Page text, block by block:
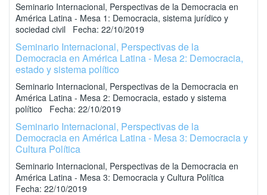
Seminario Internacional, Perspectivas de la Democracia en
América Latina - Mesa 1: Democracia, sistema jurídico y
sociedad civil Fecha: 22/10/2019
Seminario Internacional, Perspectivas de la
Democracia en América Latina - Mesa 2: Democracia,
estado y sistema político
Seminario Internacional, Perspectivas de la Democracia en
América Latina - Mesa 2: Democracia, estado y sistema
político Fecha: 22/10/2019
Seminario Internacional, Perspectivas de la
Democracia en América Latina - Mesa 3: Democracia y
Cultura Política
Seminario Internacional, Perspectivas de la Democracia en
América Latina - Mesa 3: Democracia y Cultura Política
Fecha: 22/10/2019